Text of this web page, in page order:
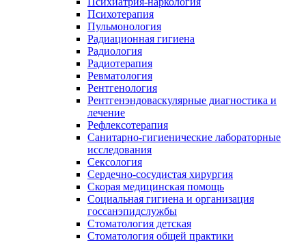
Психотерапия
Пульмонология
Радиационная гигиена
Радиология
Радиотерапия
Ревматология
Рентгенология
Рентгенэндоваскулярные диагностика и
лечение
Рефлексотерапия
Санитарно-гигиенические лабораторные
исследования
Сексология
Сердечно-сосудистая хирургия
Скорая медицинская помощь
Социальная гигиена и организация
госсанэпидслужбы
Стоматология детская
Стоматология общей практики